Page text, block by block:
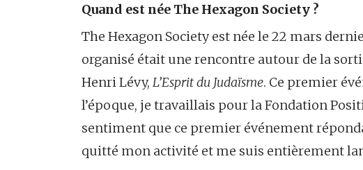
Quand est née The Hexagon Society ?
The Hexagon Society est née le 22 mars
organisé était une rencontre autour de la
Henri Lévy, L’Esprit du Judaïsme. Ce premier
l’époque, je travaillais pour la Fondation
sentiment que ce premier événement
quitté mon activité et me suis entièrement